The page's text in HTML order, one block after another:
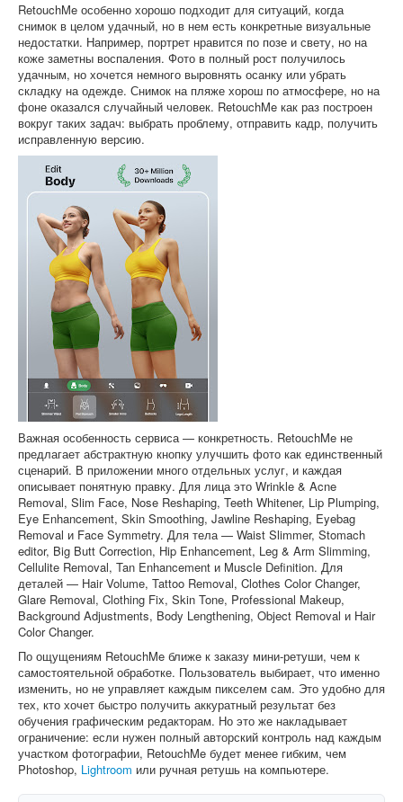
RetouchMe особенно хорошо подходит для ситуаций, когда
снимок в целом удачный, но в нем есть конкретные визуальные
недостатки. Например, портрет нравится по позе и свету, но на
коже заметны воспаления. Фото в полный рост получилось
удачным, но хочется немного выровнять осанку или убрать
складку на одежде. Снимок на пляже хорош по атмосфере, но на
фоне оказался случайный человек. RetouchMe как раз построен
вокруг таких задач: выбрать проблему, отправить кадр, получить
исправленную версию.
Важная особенность сервиса — конкретность. RetouchMe не
предлагает абстрактную кнопку улучшить фото как единственный
сценарий. В приложении много отдельных услуг, и каждая
описывает понятную правку. Для лица это Wrinkle & Acne
Removal, Slim Face, Nose Reshaping, Teeth Whitener, Lip Plumping,
Eye Enhancement, Skin Smoothing, Jawline Reshaping, Eyebag
Removal и Face Symmetry. Для тела — Waist Slimmer, Stomach
editor, Big Butt Correction, Hip Enhancement, Leg & Arm Slimming,
Cellulite Removal, Tan Enhancement и Muscle Definition. Для
деталей — Hair Volume, Tattoo Removal, Clothes Color Changer,
Glare Removal, Clothing Fix, Skin Tone, Professional Makeup,
Background Adjustments, Body Lengthening, Object Removal и Hair
Color Changer.
По ощущениям RetouchMe ближе к заказу мини-ретуши, чем к
самостоятельной обработке. Пользователь выбирает, что именно
изменить, но не управляет каждым пикселем сам. Это удобно для
тех, кто хочет быстро получить аккуратный результат без
обучения графическим редакторам. Но это же накладывает
ограничение: если нужен полный авторский контроль над каждым
участком фотографии, RetouchMe будет менее гибким, чем
Photoshop, Lightroom или ручная ретушь на компьютере.